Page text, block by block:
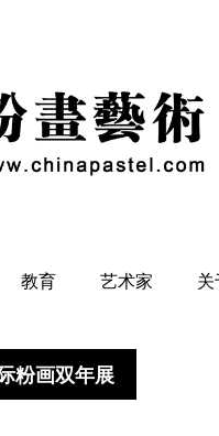
教育 艺术家
粉画双年展